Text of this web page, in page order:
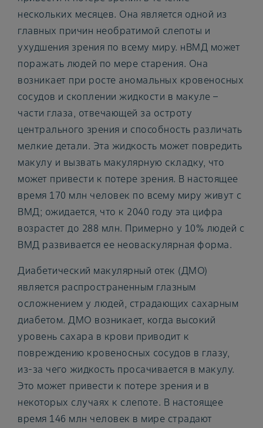
нескольких месяцев. Она является одной из
главных причин необратимой слепоты и
ухудшения зрения по всему миру. нВМД может
поражать людей по мере старения. Она
возникает при росте аномальных кровеносных
сосудов и скоплении жидкости в макуле –
части глаза, отвечающей за остроту
центрального зрения и способность различать
мелкие детали. Эта жидкость может повредить
макулу и вызвать макулярную складку, что
может привести к потере зрения. В настоящее
время 170 млн человек по всему миру живут с
ВМД; ожидается, что к 2040 году эта цифра
возрастет до 288 млн. Примерно у 10% людей с
ВМД развивается ее неоваскулярная форма.
Диабетический макулярный отек (ДМО)
является распространенным глазным
осложнением у людей, страдающих сахарным
диабетом. ДМО возникает, когда высокий
уровень сахара в крови приводит к
повреждению кровеносных сосудов в глазу,
из-за чего жидкость просачивается в макулу.
Это может привести к потере зрения и в
некоторых случаях к слепоте. В настоящее
время 146 млн человек в мире страдают